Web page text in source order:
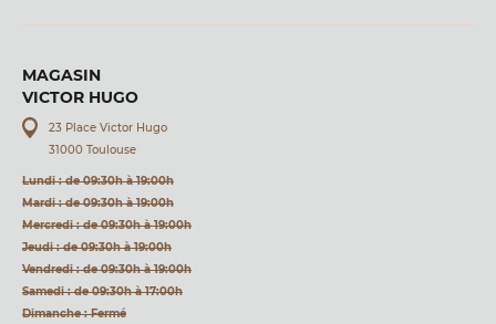
MAGASIN
VICTOR HUGO
23 Place Victor Hugo
31000 Toulouse
Lundi : de 09:30h à 19:00h
Mardi : de 09:30h à 19:00h
Mercredi : de 09:30h à 19:00h
Jeudi : de 09:30h à 19:00h
Vendredi : de 09:30h à 19:00h
Samedi : de 09:30h à 17:00h
Dimanche : Fermé